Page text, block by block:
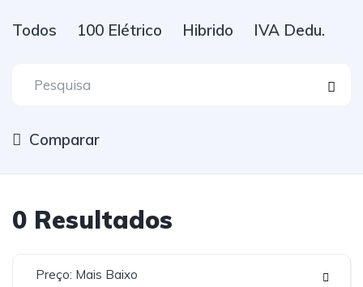
Todos 100 Elétrico Hibrido IVA Dedu.
Comparar
0 Resultados
Preço: Mais Baixo